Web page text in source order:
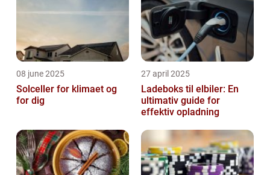
08 june 2025
Solceller for klimaet og
for dig
27 april 2025
Ladeboks til elbiler: En
ultimativ guide for
effektiv opladning